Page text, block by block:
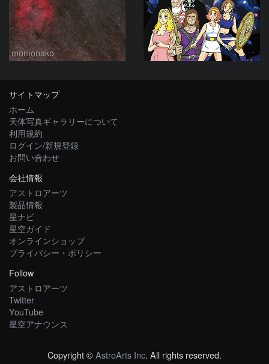
momonako
サイトマップ
ホーム
天体写真ギャラリーについて
利用規約
ログイン/新規登録
お問い合わせ
会社情報
アストロアーツ
製品情報
星ナビ
星空ガイド
オンラインショップ
プライバシー・ポリシー
Follow
アストロアーツ
Twitter
YouTube
星空アナウンス
Copyright ©AstroArts Inc. All rights reserved.